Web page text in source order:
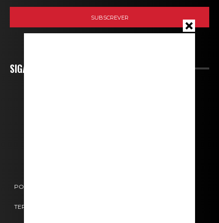
SIGA-NOS
POLÍTICA DE COOKIES
TERMOS E CONDIÇÕES